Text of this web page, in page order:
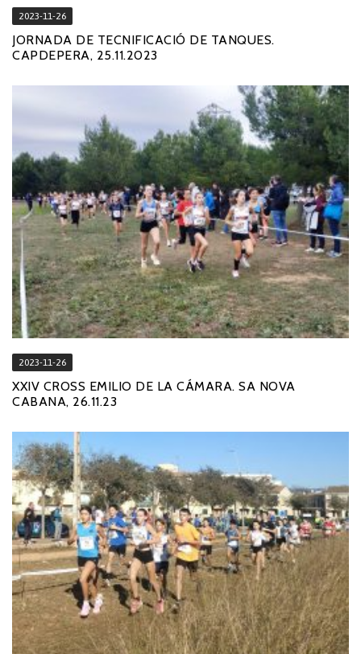
2023-11-26
JORNADA DE TECNIFICACIÓ DE TANQUES.
CAPDEPERA, 25.11.2023
2023-11-26
XXIV CROSS EMILIO DE LA CÁMARA. SA NOVA
CABANA, 26.11.23